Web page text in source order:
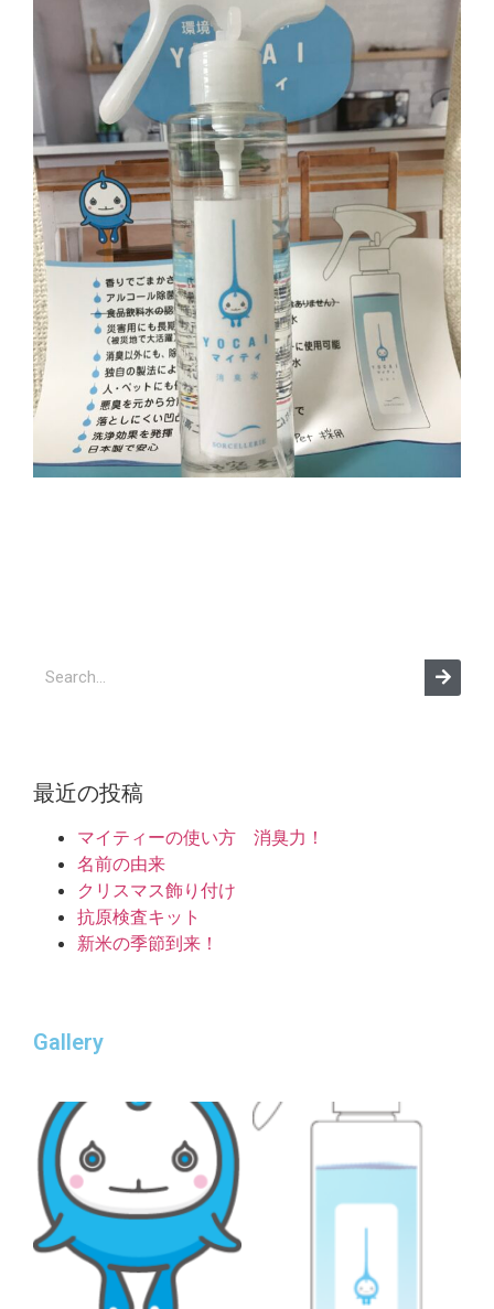
最近の投稿
マイティーの使い方 消臭力！
名前の由来
クリスマス飾り付け
抗原検査キット
新米の季節到来！
Gallery